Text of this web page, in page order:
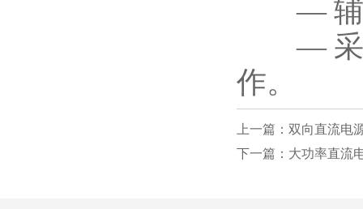
— 辅助
— 采样
作。
上一篇：双向直流电
下一篇：大功率直流